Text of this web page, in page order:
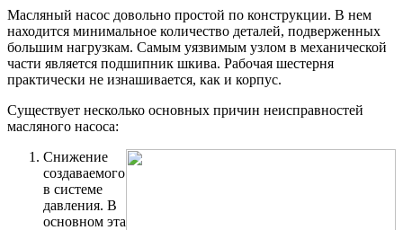
Масляный насос довольно простой по конструкции. В нем
находится минимальное количество деталей, подверженных
большим нагрузкам. Самым уязвимым узлом в механической
части является подшипник шкива. Рабочая шестерня
практически не изнашивается, как и корпус.
Существует несколько основных причин неисправностей
масляного насоса:
Снижение
создаваемого
в системе
давления. В
основном эта